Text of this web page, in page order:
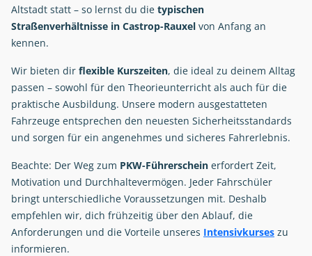
Altstadt statt – so lernst du die typischen
Straßenverhältnisse in Castrop-Rauxel von Anfang an
kennen.
Wir bieten dir flexible Kurszeiten, die ideal zu deinem Alltag
passen – sowohl für den Theorieunterricht als auch für die
praktische Ausbildung. Unsere modern ausgestatteten
Fahrzeuge entsprechen den neuesten Sicherheitsstandards
und sorgen für ein angenehmes und sicheres Fahrerlebnis.
Beachte: Der Weg zum PKW-Führerschein erfordert Zeit,
Motivation und Durchhaltevermögen. Jeder Fahrschüler
bringt unterschiedliche Voraussetzungen mit. Deshalb
empfehlen wir, dich frühzeitig über den Ablauf, die
Anforderungen und die Vorteile unseres Intensivkurses zu
informieren.